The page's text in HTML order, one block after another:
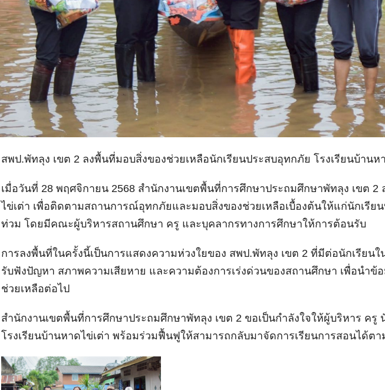
สพป.พัทลุง เขต 2 ลงพื้นที่มอบสิ่งของช่วยเหลือนักเรียนประสบอุทกภัย โรงเรียนบ้านห
เมื่อวันที่ 28 พฤศจิกายน 2568 สำนักงานเขตพื้นที่การศึกษาประถมศึกษาพัทลุง เขต 2
ไข่เต่า เพื่อติดตามสถานการณ์อุทกภัยและมอบสิ่งของช่วยเหลือเบื้องต้นให้แก่นักเรีย
ท่วม โดยมีคณะผู้บริหารสถานศึกษา ครู และบุคลากรทางการศึกษาให้การต้อนรับ
การลงพื้นที่ในครั้งนี้เป็นการแสดงความห่วงใยของ สพป.พัทลุง เขต 2 ที่มีต่อนักเรียน
รับฟังปัญหา สภาพความเสียหาย และความต้องการเร่งด่วนของสถานศึกษา เพื่อนำข้
ช่วยเหลือต่อไป
สำนักงานเขตพื้นที่การศึกษาประถมศึกษาพัทลุง เขต 2 ขอเป็นกำลังใจให้ผู้บริหาร ครู
โรงเรียนบ้านหาดไข่เต่า พร้อมร่วมฟื้นฟูให้สามารถกลับมาจัดการเรียนการสอนได้ตา